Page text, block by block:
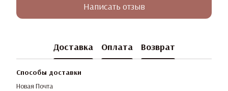
Написать отзыв
Доставка Оплата Возврат
Способы доставки
Новая Почта